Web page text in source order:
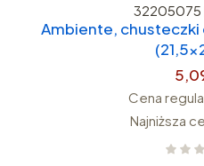
32205075
Ambiente, chusteczki
Cena
Najniższa